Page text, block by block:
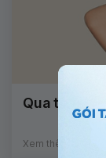
Qua tuổi
Xem thêm